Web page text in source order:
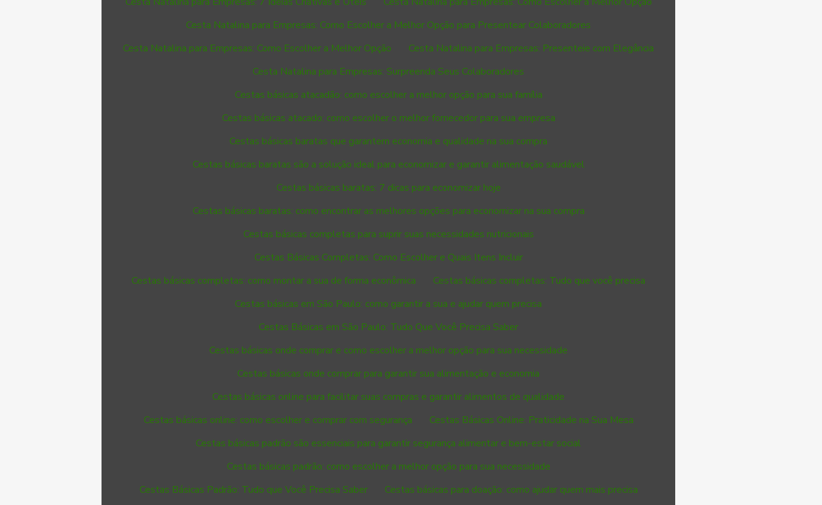
Cesta Natalina para Empresas: Como Escolher a Melhor Opção para Presentear Colaboradores
Cesta Natalina para Empresas: Como Escolher a Melhor Opção
Cesta Natalina para Empresas: Presenteie com Elegância
Cesta Natalina para Empresas: Surpreenda Seus Colaboradores
Cestas básicas atacadão: como escolher a melhor opção para sua família
Cestas básicas atacado: como escolher o melhor fornecedor para sua empresa
Cestas básicas baratas que garantem economia e qualidade na sua compra
Cestas básicas baratas são a solução ideal para economizar e garantir alimentação saudável
Cestas básicas baratas: 7 dicas para economizar hoje
Cestas básicas baratas: como encontrar as melhores opções para economizar na sua compra
Cestas básicas completas para suprir suas necessidades nutricionais
Cestas Básicas Completas: Como Escolher e Quais Itens Incluir
Cestas básicas completas: como montar a sua de forma econômica
Cestas básicas completas: Tudo que você precisa
Cestas básicas em São Paulo: como garantir a sua e ajudar quem precisa
Cestas Básicas em São Paulo: Tudo Que Você Precisa Saber
Cestas básicas onde comprar e como escolher a melhor opção para sua necessidade
Cestas básicas onde comprar para garantir sua alimentação e economia
Cestas básicas online para facilitar suas compras e garantir alimentos de qualidade
Cestas básicas online: como escolher e comprar com segurança
Cestas Básicas Online: Praticidade na Sua Mesa
Cestas básicas padrão são essenciais para garantir segurança alimentar e bem-estar social
Cestas básicas padrão: como escolher a melhor opção para sua necessidade
Cestas Básicas Padrão: Tudo que Você Precisa Saber
Cestas básicas para doação: como ajudar quem mais precisa